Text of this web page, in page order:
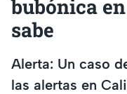
bubónica
sabe
Alerta: Un caso
las alertas en